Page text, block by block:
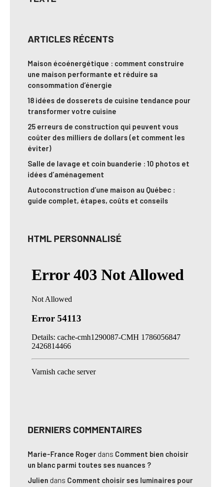
ARTICLES RÉCENTS
Maison écoénergétique : comment construire
une maison performante et réduire sa
consommation d’énergie
18 idées de dosserets de cuisine tendance pour
transformer votre cuisine
25 erreurs de construction qui peuvent vous
coûter des milliers de dollars (et comment les
éviter)
Salle de lavage et coin buanderie : 10 photos et
idées d’aménagement
Autoconstruction d’une maison au Québec :
guide complet, étapes, coûts et conseils
HTML PERSONNALISÉ
DERNIERS COMMENTAIRES
Marie-France Roger dans Comment bien choisir
un blanc parmi toutes ses nuances ?
Julien dans Comment choisir ses luminaires pour